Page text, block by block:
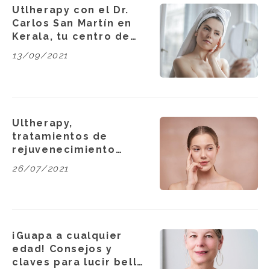
Utlherapy con el Dr.
Carlos San Martín en
Kerala, tu centro de
estética en Carballo
13/09/2021
Ultherapy,
tratamientos de
rejuvenecimiento
facial en Carballo
26/07/2021
¡Guapa a cualquier
edad! Consejos y
claves para lucir bella